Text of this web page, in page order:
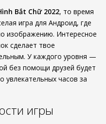
Bắt Chữ 2022, то время
игра для Андроид, где
изображению. Интересное
сделает твое
У каждого уровня —
без помощи друзей будет
увлекательных часов за
игры